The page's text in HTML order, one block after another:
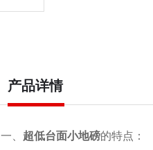
产品详情
一、 超低台面小地磅的特点：